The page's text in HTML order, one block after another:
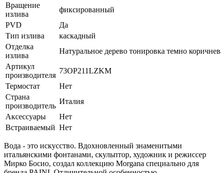
Вращение
излива
фиксированный
PVD
Да
Тип излива
каскадный
Отделка
излива
Натуральное дерево тонировка темно
Артикул
производителя
73OP211LZKM
Термостат
Нет
Страна
производитель
Италия
Аксессуары
Нет
Встраиваемый Нет
Вода - это искусство. Вдохновленный знаменитыми
итальянскими фонтанами, скульптор, художник и режиссер
Мирко Босио, создал коллекцию Morgana специально для